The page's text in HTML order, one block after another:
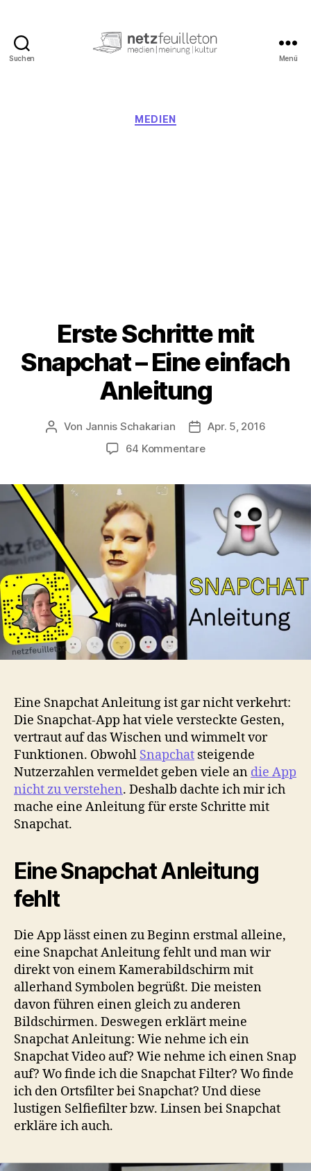
Suchen Menü
Kategorien
MEDIEN
Erste Schritte mit
Snapchat – Eine einfach
Anleitung
Beitragsautor
Von Jannis Schakarian
Apr. 5, 2016
64 Kommentarezu
Snapchat
Eine
einfach
Eine Snapchat Anleitung ist gar nicht verkehrt:
Die Snapchat-App hat viele versteckte Gesten,
vertraut auf das Wischen und wimmelt vor
Funktionen. Obwohl Snapchat steigende
Nutzerzahlen vermeldet geben viele an die App
nicht zu verstehen. Deshalb dachte ich mir ich
mache eine Anleitung für erste Schritte mit
Snapchat.
Eine Snapchat Anleitung
fehlt
Die App lässt einen zu Beginn erstmal alleine,
eine Snapchat Anleitung fehlt und man wir
direkt von einem Kamerabildschirm mit
allerhand Symbolen begrüßt. Die meisten
davon führen einen gleich zu anderen
Bildschirmen. Deswegen erklärt meine
Snapchat Anleitung: Wie nehme ich ein
Snapchat Video auf? Wie nehme ich einen Snap
auf? Wo finde ich die Snapchat Filter? Wo finde
ich den Ortsfilter bei Snapchat? Und diese
lustigen Selfiefilter bzw. Linsen bei Snapchat
erkläre ich auch.